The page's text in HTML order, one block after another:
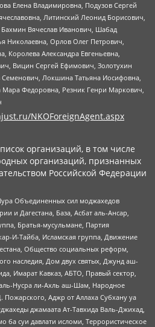
Елена Владимировна, Подузов Сергей
Литинский Леонид Борисович,
Вячеслав Иванович, Шабад
Николаевна, Орлов Олег Петрович,
Королева Александра Евгеньевна,
Вицин Сергей Ефимович, Золотухин
Локшина Татьяна Иосифовна,
Федоровна, Резник Генри Маркович,
NKOForeignAgent.aspx
организаций, в том числе
организаций, признанных
Российской Федерации
Объединенных сил моджахедов
и Дагестана, База, Асбат аль-Ансар,
Братья-мусульмане, Партия
И-Тайба, Исламская группа, Движение
Общество социальных реформ,
наследия, Дом двух святых, Джунд аш-
Имарат Кавказ, АБТО, Правый сектор,
Нусра ли-Ахль аш-Шам, Народное
Аджр от Аллаха Субхану уа
джамаата Ат-Тавхида Валь-Джихад,
ба суи давлати исломи, Террористическое